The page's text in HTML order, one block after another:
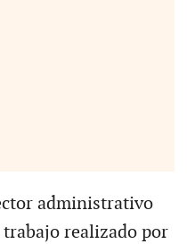
administrativo
realizado por